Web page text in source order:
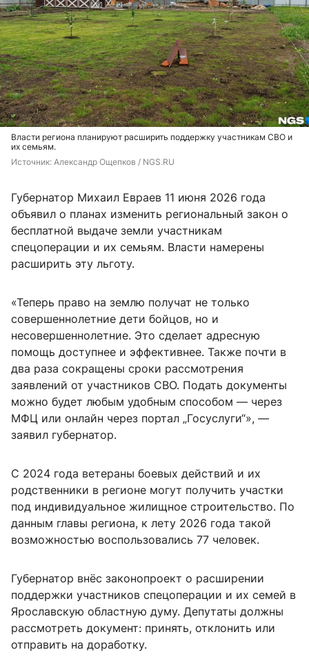
Власти региона планируют расширить поддержку участникам СВО и
их семьям.
Источник: Александр Ощепков / NGS.RU
Губернатор Михаил Евраев 11 июня 2026 года
объявил о планах изменить региональный закон о
бесплатной выдаче земли участникам
спецоперации и их семьям. Власти намерены
расширить эту льготу.
«Теперь право на землю получат не только
совершеннолетние дети бойцов, но и
несовершеннолетние. Это сделает адресную
помощь доступнее и эффективнее. Также почти в
два раза сокращены сроки рассмотрения
заявлений от участников СВО. Подать документы
можно будет любым удобным способом — через
МФЦ или онлайн через портал „Госуслуги“», —
заявил губернатор.
С 2024 года ветераны боевых действий и их
родственники в регионе могут получить участки
под индивидуальное жилищное строительство. По
данным главы региона, к лету 2026 года такой
возможностью воспользовались 77 человек.
Губернатор внёс законопроект о расширении
поддержки участников спецоперации и их семей в
Ярославскую областную думу. Депутаты должны
рассмотреть документ: принять, отклонить или
отправить на доработку.